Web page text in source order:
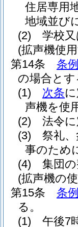
住居専用
地域並び
(2)
学校
(拡声機使
第14条
条
の場合とす
(1)
次条
声機を使
(2)
法令
(3)
祭礼
事のため
(4)
集団
(拡声機の
第15条
条
る。
(1)
午後7